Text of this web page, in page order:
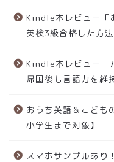
Kindle本レビュー「
英検3級合格した方法
Kindle本レビュー｜
帰国後も言語力を維
おうち英語＆こども
小学生まで対象】
スマホサンプルあり